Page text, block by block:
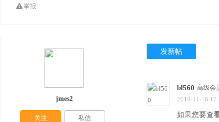
举报
发新帖
bl560 高级会
2018-11-16
如果您要查
jmes2
关注 私信